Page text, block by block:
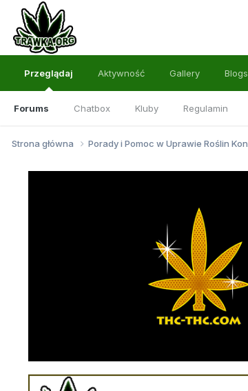
Przeglądaj
Forums Chatbox Kluby Regulamin
Aktywność Gallery Blogs
Strona główna Porady i Pomoc w Uprawie Roślin